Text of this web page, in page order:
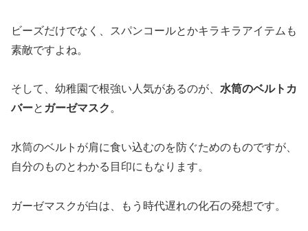
ビーズだけでなく、スパンコールとかキラキラアイテムも
素敵ですよね。
そして、幼稚園で根強い人気があるのが、 水筒のベルトカ
バーと ガーゼマスク。
水筒のベルトが肩に食い込むのを防ぐためのものですが、
自分のものとわかる目印にもなります。
ガーゼマスクが白は、もう時代遅れの化石の発想です。